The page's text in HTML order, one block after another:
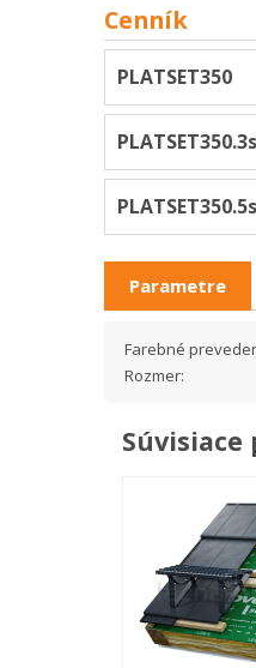
Cenník
PLATSET350
Parametre
Farebné
Rozmer: